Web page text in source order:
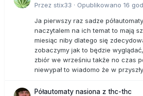
Przez stix33 · Opublikowano 16
Ja pierwszy raz sadze
naczytalem na ich temat to mają
miesiąc niby dlatego się
zobaczymy jak to będzie
zbiór we wrześniu także no czas
niewypał to wiadomo że w
Półautomaty nasiona z thc-thc